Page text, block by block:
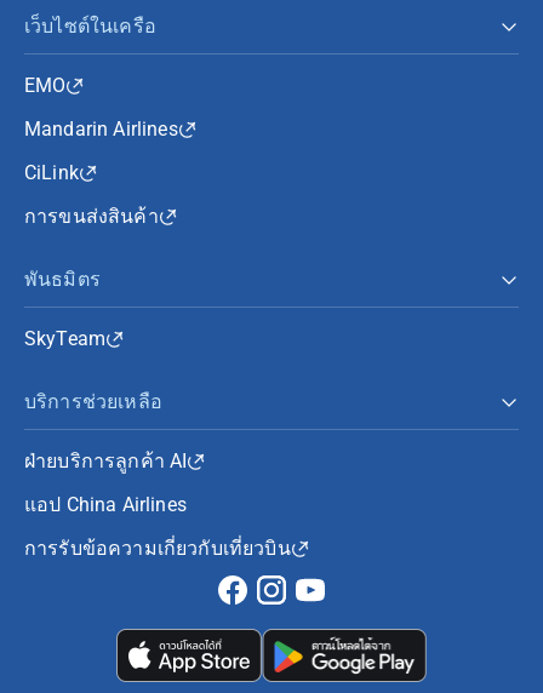
เว็บไซต์ในเครือ
EMO
Mandarin Airlines
CiLink
การขนส่งสินค้า
พันธมิตร
SkyTeam
บริการช่วยเหลือ
ฝ่ายบริการลูกค้า AI
แอป China Airlines
การรับข้อความเกี่ยวกับเที่ยวบิน